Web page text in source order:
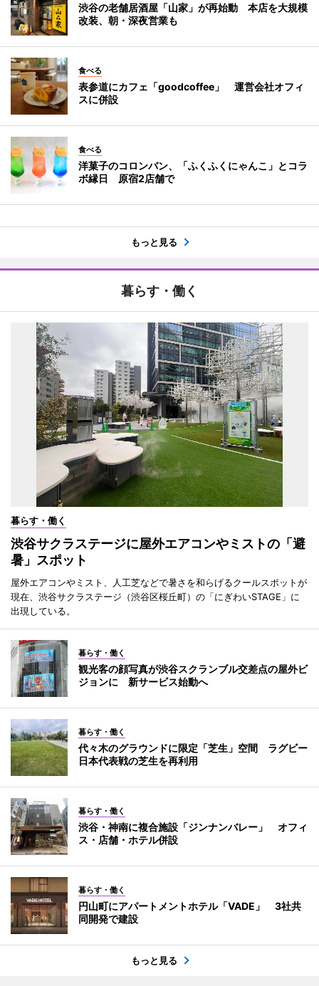
渋谷の老舗居酒屋「山家」が再始動 本店を大規模
改装、朝・深夜営業も
食べる
表参道にカフェ「goodcoffee」 運営会社オフィ
スに併設
食べる
洋菓子のコロンバン、「ふくふくにゃんこ」とコラ
ボ縁日 原宿2店舗で
もっと見る
暮らす・働く
暮らす・働く
渋谷サクラステージに屋外エアコンやミストの「避
暑」スポット
屋外エアコンやミスト、人工芝などで暑さを和らげるクールスポットが
現在、渋谷サクラステージ（渋谷区桜丘町）の「にぎわいSTAGE」に
出現している。
暮らす・働く
観光客の顔写真が渋谷スクランブル交差点の屋外ビ
ジョンに 新サービス始動へ
暮らす・働く
代々木のグラウンドに限定「芝生」空間 ラグビー
日本代表戦の芝生を再利用
暮らす・働く
渋谷・神南に複合施設「ジンナンバレー」 オフィ
ス・店舗・ホテル併設
暮らす・働く
円山町にアパートメントホテル「VADE」 3社共
同開発で建設
もっと見る